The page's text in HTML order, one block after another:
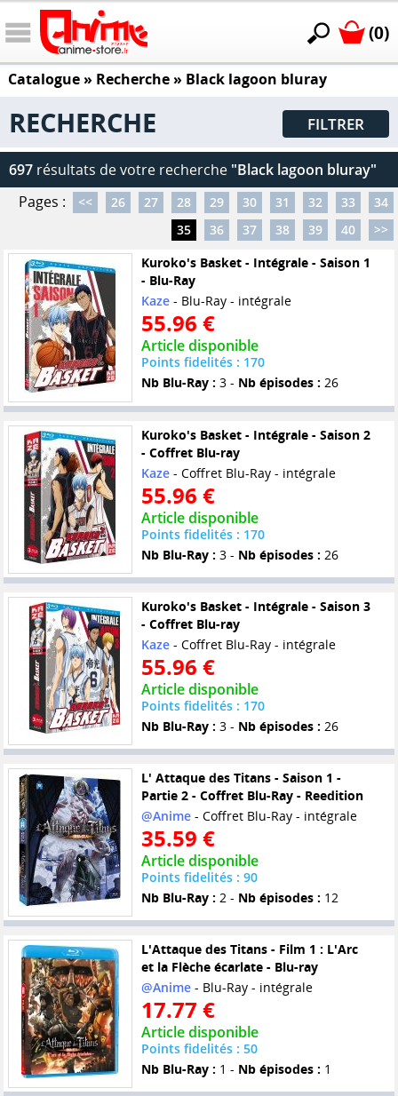
(0)
Catalogue» Recherche » Black lagoon bluray
RECHERCHE FILTRER
697 résultats de votre recherche "Black lagoon bluray"
Pages :
<< 26 27 28 29 30 31 32 33
34
35
36 37 38 39 40
>>
Kuroko's Basket - Intégrale - Saison 1
- Blu-Ray
Kaze- Blu-Ray - intégrale
55.96 €
Article disponible
Points fidelités : 170
Nb Blu-Ray : 3 - Nb épisodes : 26
Kuroko's Basket - Intégrale - Saison 2
- Coffret Blu-ray
Kaze- Coffret Blu-Ray - intégrale
55.96 €
Article disponible
Points fidelités : 170
Nb Blu-Ray : 3 - Nb épisodes : 26
Kuroko's Basket - Intégrale - Saison 3
- Coffret Blu-ray
Kaze- Coffret Blu-Ray - intégrale
55.96 €
Article disponible
Points fidelités : 170
Nb Blu-Ray : 3 - Nb épisodes : 26
L' Attaque des Titans - Saison 1 -
Partie 2 - Coffret Blu-Ray - Reedition
@Anime- Coffret Blu-Ray - intégrale
35.59 €
Article disponible
Points fidelités : 90
Nb Blu-Ray : 2 - Nb épisodes : 12
L'Attaque des Titans - Film 1 : L'Arc
et la Flèche écarlate - Blu-ray
@Anime- Blu-Ray - intégrale
17.77 €
Article disponible
Points fidelités : 50
Nb Blu-Ray : 1 - Nb épisodes : 1